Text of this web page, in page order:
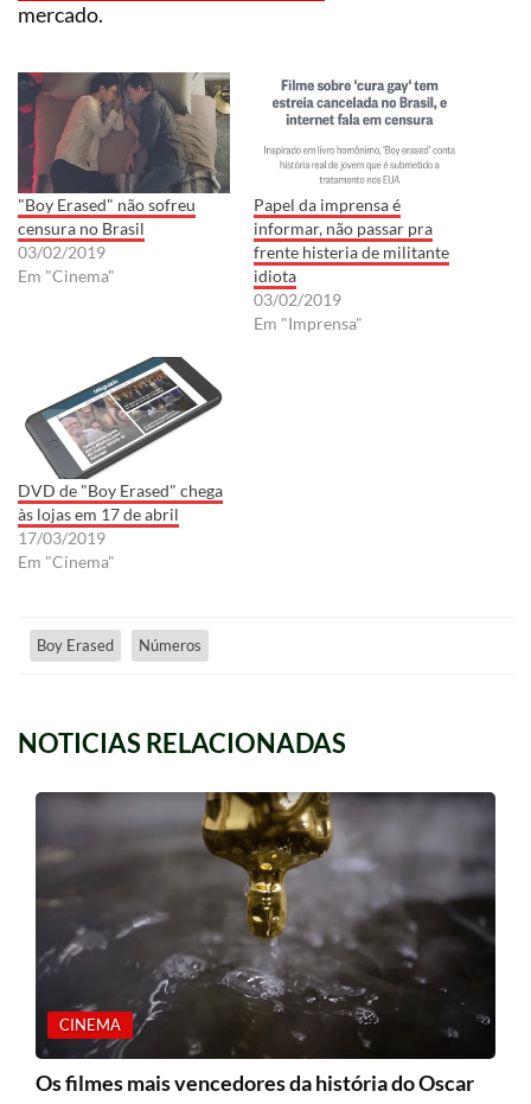
mercado.
"Boy Erased" não sofreu
censura no Brasil
03/02/2019
Em "Cinema"
Papel da imprensa é
informar, não passar pra
frente histeria de militante
idiota
03/02/2019
Em "Imprensa"
DVD de "Boy Erased" chega
às lojas em 17 de abril
17/03/2019
Em "Cinema"
Boy Erased Números
NOTICIAS RELACIONADAS
CINEMA
Os filmes mais vencedores da história do Oscar